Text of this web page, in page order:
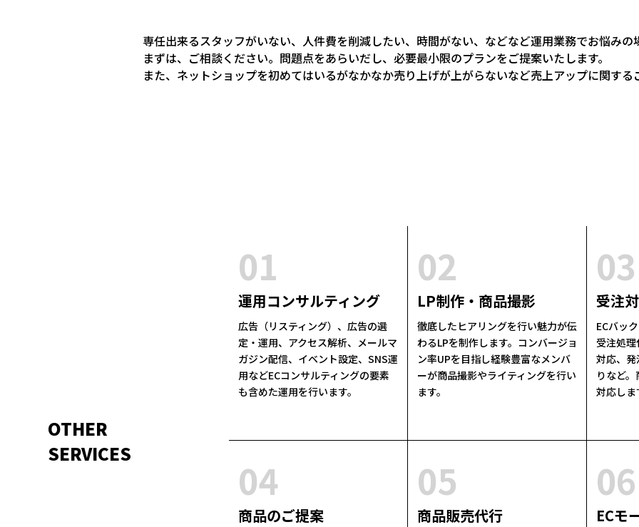
専任出来るスタッフがいない、人件費を削減したい、時間がない、などなど運用業務でお悩みの
まずは、ご相談ください。問題点をあらいだし、必要最小限のプランをご提案いたします。
また、ネットショップを初めてはいるがなかなか売り上げが上がらないなど売上アップに関す
OTHER
SERVICES
01
運用コンサルティング
広告（リスティング）、広告の選
定・運用、アクセス解析、メールマ
ガジン配信、イベント設定、SNS運
用などECコンサルティングの要素
も含めた運用を行います。
02
LP制作・商品撮影
徹底したヒアリングを行い魅力が伝
わるLPを制作します。コンバージョ
ン率UPを目指し経験豊富なメンバ
ーが商品撮影やライティングを行い
ます。
03
受注
ECバッ
受注処
対応、
りなど
対応しま
04
商品のご提案
05
商品販売代行
06
ECモ